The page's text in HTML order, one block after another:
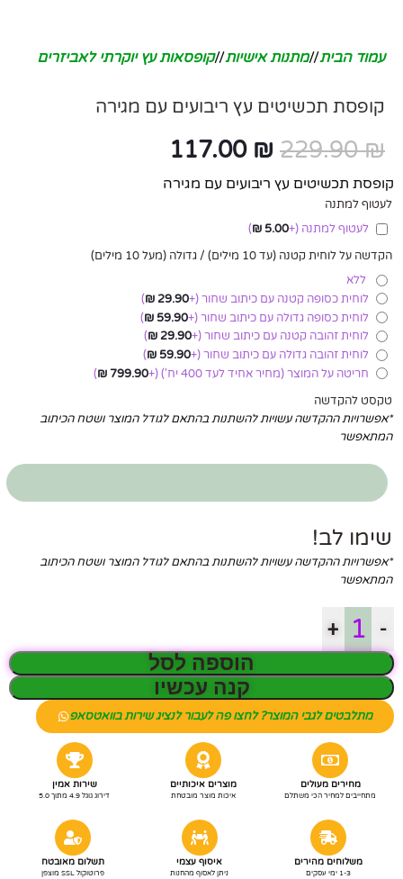
עמוד הבית/ מתנות אישיות/ קופסאות עץ יוקרתי לאביזרים
קופסת תכשיטים עץ ריבועים עם מגירה
229.90₪
117.00 ₪
קופסת תכשיטים עץ ריבועים עם מגירה
לעטוף למתנה
לעטוף למתנה (+
5.00
₪
)
הקדשה על לוחית קטנה (עד 10 מילים) / גדולה (מעל 10 מילים)
ללא
לוחית כסופה קטנה עם כיתוב שחור(+
29.90
₪
)
לוחית כסופה גדולה עם כיתוב שחור(+
59.90
₪
)
לוחית זהובה קטנה עם כיתוב שחור(+
29.90
₪
)
לוחית זהובה גדולה עם כיתוב שחור(+
59.90
₪
)
חריטה על המוצר (מחיר אחיד לעד 400 יח')
(+
799.90
₪
)
טקסט להקדשה
*אפשרויות ההקדשה עשויות להשתנות בהתאם לגודל המוצר ושטח הכיתוב
המתאפשר
שימו לב!
*אפשרויות ההקדשה עשויות להשתנות בהתאם לגודל המוצר ושטח הכיתוב
המתאפשר
-
+
הוספה לסל
קנה עכשיו
מתלבטים לגבי המוצר? לחצו פה לעבור לנציג שירות בוואטסאפ
מחירים מעולים
מתחייבים למחיר הכי משתלם
מוצרים איכותיים
איכות מוצר מובטחת
שירות אמין
דירוג גוגל 4.9 מתוך 5.0
משלוחים מהירים
1-3 ימי עסקים
איסוף עצמי
ניתן לאסוף מהחנות
תשלום מאובטח
פרוטוקול SSL מוצפן